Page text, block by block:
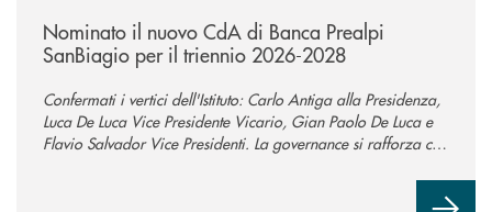
Nominato il nuovo CdA di Banca Prealpi
SanBiagio per il triennio 2026-2028
Confermati i vertici dell'Istituto: Carlo Antiga alla Presidenza,
Luca De Luca Vice Presidente Vicario, Gian Paolo De Luca e
Flavio Salvador Vice Presidenti. La governance si rafforza con